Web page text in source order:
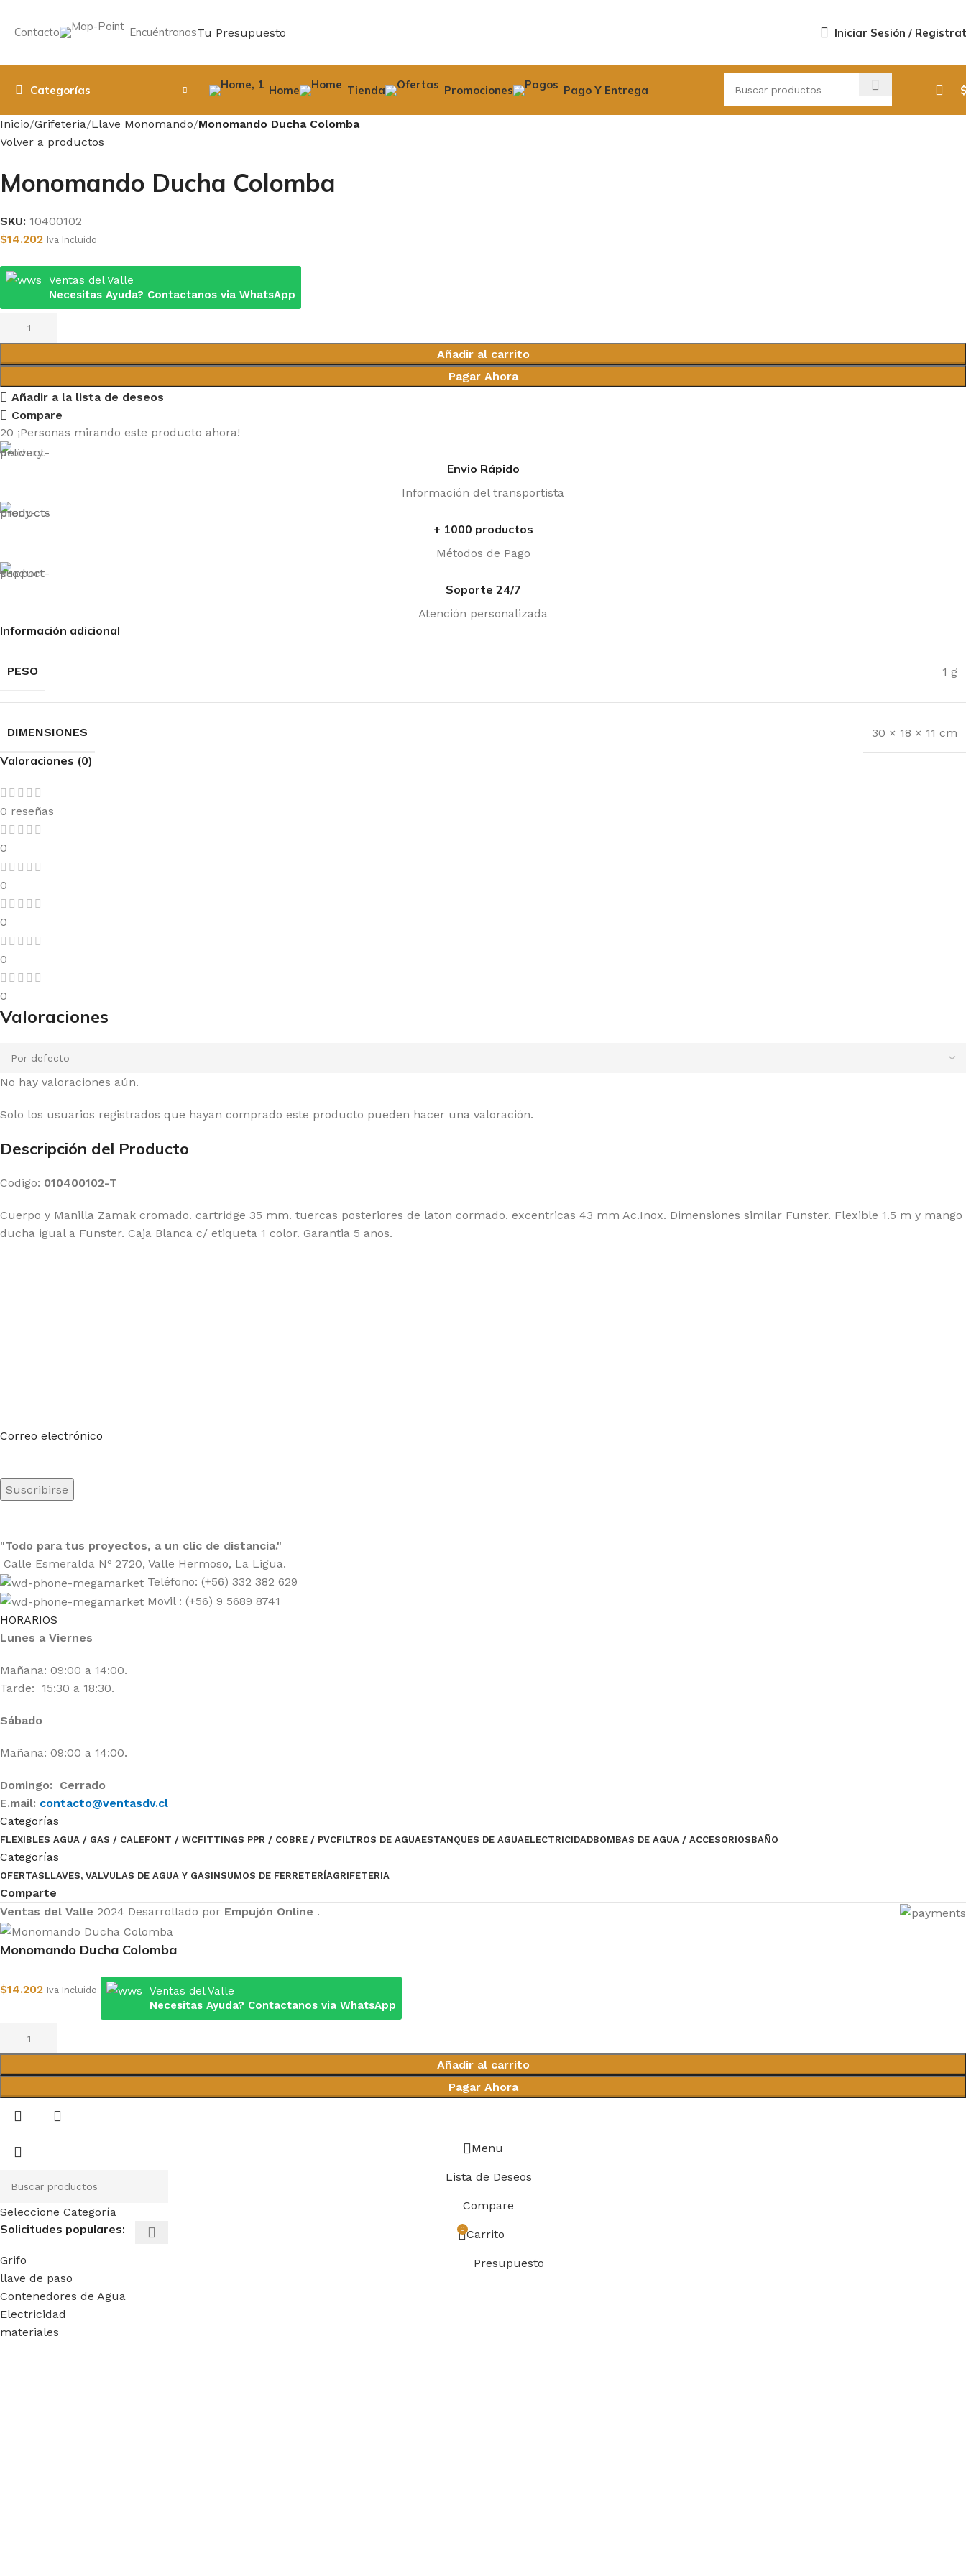
Contacto EncuéntranosTu Presupuesto Iniciar Sesión /
Categorías Home Tienda Promociones Pago Y Entrega $
Inicio Grifeteria Llave Monomando Monomando Ducha Colomba
Volver a productos
Monomando Ducha Colomba
SKU: 10400102
$14.202 Iva Incluido
Ventas del Valle
Necesitas Ayuda? Contactanos via WhatsApp
Añadir al carrito
Pagar Ahora
Añadir a la lista de deseos
Compare
20 ¡Personas mirando este producto ahora!
Envio Rápido
Información del transportista
+ 1000 productos
Métodos de Pago
Soporte 24/7
Atención personalizada
Información adicional
PESO 1 g
DIMENSIONES 30 × 18 × 11 cm
Valoraciones (0)
0 reseñas
0
0
0
0
0
Valoraciones
No hay valoraciones aún.
Solo los usuarios registrados que hayan comprado este producto pueden hacer una valoración.
Descripción del Producto
Codigo: 010400102-T
Cuerpo y Manilla Zamak cromado. cartridge 35 mm. tuercas posteriores de laton cormado. excentricas 43 mm Ac.Inox. Dimensiones similar Funster. Flexible 1.5 m y mango
ducha igual a Funster. Caja Blanca c/ etiqueta 1 color. Garantia 5 anos.
Correo electrónico
"Todo para tus proyectos, a un clic de distancia."
Calle Esmeralda Nº 2720, Valle Hermoso, La Ligua.
Teléfono: (+56) 332 382 629
Movil : (+56) 9 5689 8741
HORARIOS
Lunes a Viernes
Mañana: 09:00 a 14:00.
Tarde: 15:30 a 18:30.
Sábado
Mañana: 09:00 a 14:00.
Domingo: Cerrado
E.mail: contacto@ventasdv.cl
Categorías
FLEXIBLES AGUA / GAS / CALEFONT / WCFITTINGS PPR / COBRE / PVCFILTROS DE AGUAESTANQUES DE AGUAELECTRICIDADBOMBAS DE AGUA / ACCESORIOSBAÑO
Categorías
OFERTASLLAVES, VALVULAS DE AGUA Y GASINSUMOS DE FERRETERÍAGRIFETERIA
Comparte
Ventas del Valle 2024 Desarrollado por Empujón Online .
Monomando Ducha Colomba
$14.202 Iva Incluido
Ventas del Valle
Necesitas Ayuda? Contactanos via WhatsApp
Añadir al carrito
Pagar Ahora
Seleccione Categoría
Solicitudes populares:
Grifo
llave de paso
Contenedores de Agua
Electricidad
materiales
Menu
Lista de Deseos
Compare
0 Carrito
Presupuesto